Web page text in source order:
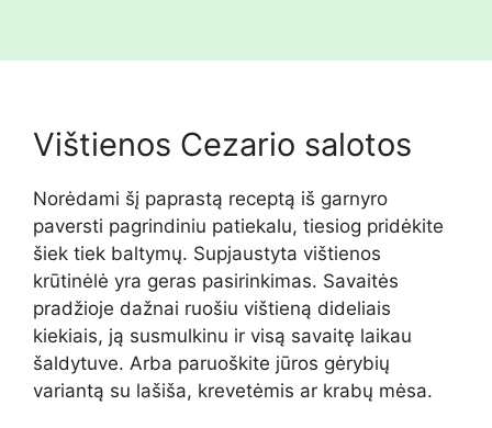
Vištienos Cezario salotos
Norėdami šį paprastą receptą iš garnyro
paversti pagrindiniu patiekalu, tiesiog pridėkite
šiek tiek baltymų. Supjaustyta vištienos
krūtinėlė yra geras pasirinkimas. Savaitės
pradžioje dažnai ruošiu vištieną dideliais
kiekiais, ją susmulkinu ir visą savaitę laikau
šaldytuve. Arba paruoškite jūros gėrybių
variantą su lašiša, krevetėmis ar krabų mėsa.